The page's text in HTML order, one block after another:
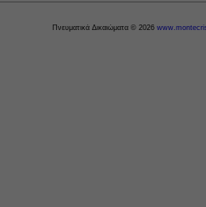
Πνευματικά Δικαιώματα © 2026